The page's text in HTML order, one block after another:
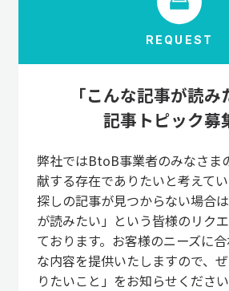
REQUEST
「こんな記事が読み
記事トピック募
弊社ではBtoB事業者のみなさま
献する存在でありたいと考えて
探しの記事が見つからない場合
が読みたい」という皆様のリク
ております。お客様のニーズに
な内容を提供いたしますので、
りたいこと」をお知らせください